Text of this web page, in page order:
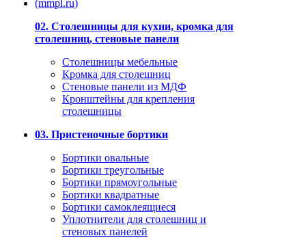
02. Столешницы для кухни, кромка для
столешниц, стеновые панели
Столешницы мебельные
Кромка для столешниц
Стеновые панели из МДФ
Кронштейны для крепления
столешницы
03. Пристеночные бортики
Бортики овальные
Бортики треугольные
Бортики прямоугольные
Бортики квадратные
Бортики самоклеящиеся
Уплотнители для столешниц и
стеновых панелей